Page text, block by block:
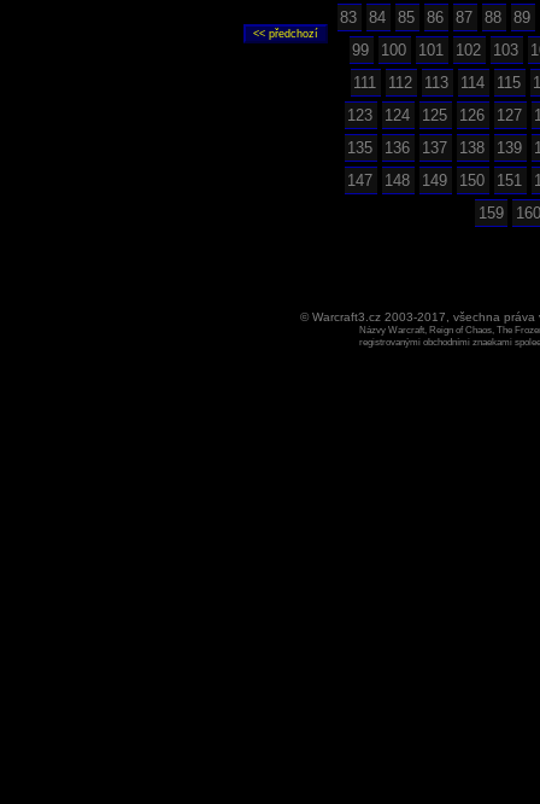
83
84 85 86 87 88
89
99
100 101 102 103
111
112 113 114 115
123
124 125 126 127
135
136 137 138 139
147
148 149 150 151
159
160
© Warcraft3.cz 2003-2017, všechna
Názvy Warcraft, Reign of Chaos, The
registrovanými obchodními znaekami